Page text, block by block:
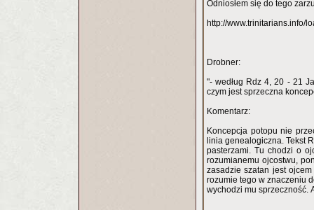
Odniosłem się do tego
http://www.trinitarians.info/
Drobner:
"- według Rdz 4, 20 - 21
czym jest sprzeczna
Komentarz:
Koncepcja potopu nie
linia genealogiczna. Tekst
pasterzami. Tu chodzi o
rozumianemu ojcostwu,
zasadzie szatan jest
rozumie tego w znaczeniu
wychodzi mu sprzeczność.